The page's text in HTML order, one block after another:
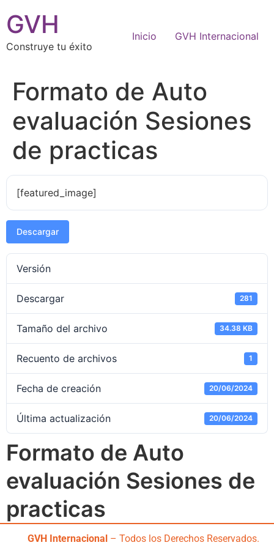
GVH
Construye tu éxito
Inicio GVH Internacional
Formato de Auto
evaluación Sesiones
de practicas
[featured_image]
Descargar
Versión
Descargar 281
Tamaño del archivo 34.38 KB
Recuento de archivos 1
Fecha de creación 20/06/2024
Última actualización 20/06/2024
Formato de Auto
evaluación Sesiones de
practicas
GVH Internacional – Todos los Derechos Reservados.